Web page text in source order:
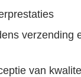
verzending
van